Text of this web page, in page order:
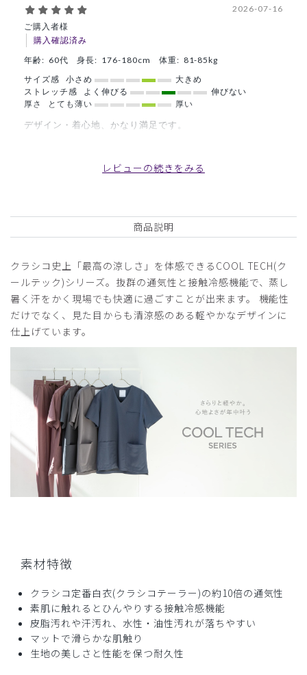
ご購入者様
購入確認済み
2026-07-16
年齢: 60代 身長: 176-180cm 体重: 81-85kg
サイズ感
小さめ
大きめ
ストレッチ感
よく伸びる
伸びない
厚さ
とても薄い 厚い
デザイン・着心地、かなり満足です。
D08メンズ白衣:ケーシー・クールテックプルー
ご購入者様
購入確認済み
2026-06-25
年齢: 60代 身長: 161-165cm 体重:
61-65kg
とても薄い
大きすぎ？
ぶかぶかして合わない。かっこ悪い。着心地がよくない。
商品：D08メンズ白衣:ケーシー・クールテックプルー
フ/白/M
役に立った 0
ご購入者様
購入確認済み
年齢:50代 身長:176-180cm 体重:71-75kg
サイズ感小さめ
大きめ
ストレッチ感 よく伸びる
伸びない
厚さとても薄い
袖まくりが，1回の洗濯で型がくずれてしまったので4点で
レビューの続きをみる
商品説明
クラシコ史上「最高の涼しさ」を体感できるCOOL TECH(ク
ールテック)シリーズ。抜群の通気性と接触冷感機能で、蒸し
暑く汗をかく現場でも快適に過ごすことが出来ます。 機能性
だけでなく、見た目からも清涼感のある軽やかなデザインに
仕上げています。
素材特徴
クラシコ定番白衣(クラシコテーラー)の約10倍の通気性
素肌に触れるとひんやりする接触冷感機能
皮脂汚れや汗汚れ、水性・油性汚れが落ちやすい
マットで滑らかな肌触り
生地の美しさと性能を保つ耐久性